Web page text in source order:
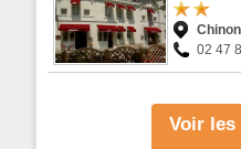
Chinon
02 47
Voir les